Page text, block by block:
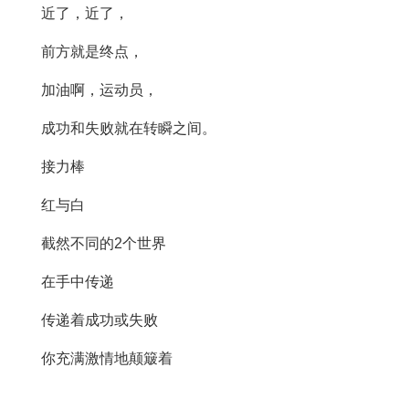
近了，近了，
前方就是终点，
加油啊，运动员，
成功和失败就在转瞬之间。
接力棒
红与白
截然不同的2个世界
在手中传递
传递着成功或失败
你充满激情地颠簸着